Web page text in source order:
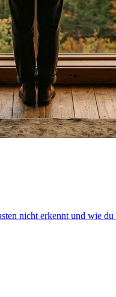
nicht erkennt und wie du